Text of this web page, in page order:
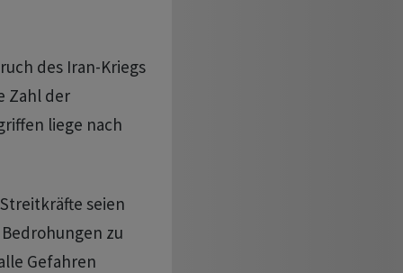
des Iran-Kriegs
Zahl der
liege nach
seien
zu
Gefahren